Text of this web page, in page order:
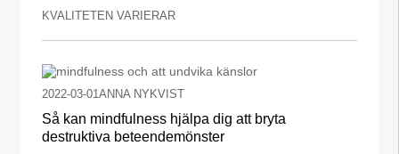
KVALITETEN VARIERAR
2022-03-01ANNA NYKVIST
Så kan mindfulness hjälpa dig att bryta
destruktiva beteendemönster